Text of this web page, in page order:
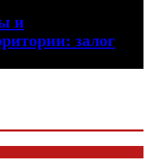
и
залог